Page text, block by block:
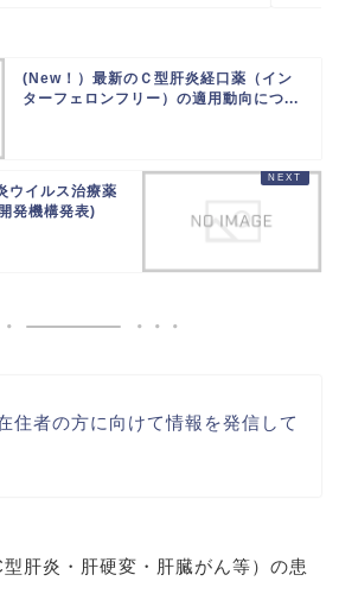
(New！）最新のＣ型肝炎経口薬（イン
ターフェロンフリー）の適用動向につ...
ウイルス治療薬
発機構発表)
住者の方に向けて情報を発信して
肝炎・肝硬変・肝臓がん等）の患